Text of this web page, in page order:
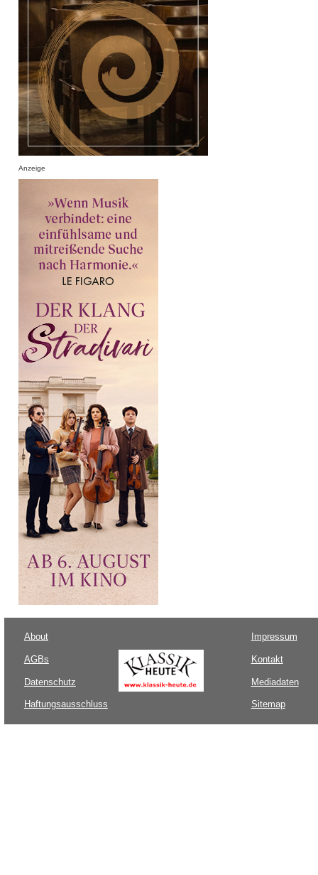
Anzeige
About
AGBs
Datenschutz
Haftungsausschluss
Impressum
Kontakt
Mediadaten
Sitemap